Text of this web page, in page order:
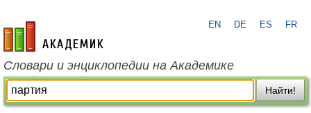
academic.ru
EN DE ES FR
Словари и энциклопедии на Академике
Найти!